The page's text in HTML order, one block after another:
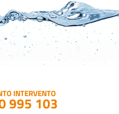
INTERVENTO
995 103